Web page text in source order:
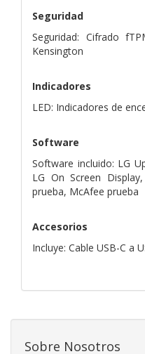
Seguridad
Seguridad: Cifrado
Kensington
Indicadores
LED: Indicadores de
Software
Software incluido: LG
LG On Screen
prueba, McAfee prueba
Accesorios
Incluye: Cable USB-C a
Sobre Nosotros